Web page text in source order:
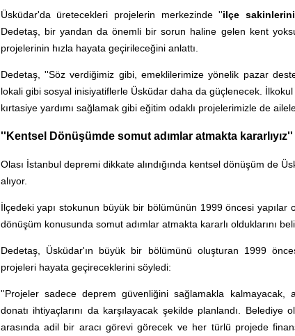
Üsküdar'da üretecekleri projelerin merkezinde ''ilçe
Dedetaş, bir yandan da önemli bir sorun haline gelen kent
projelerinin hızla hayata geçirileceğini anlattı.
Dedetaş, ''Söz verdiğimiz gibi, emeklilerimize yönelik pazar
lokali gibi sosyal inisiyatiflerle Üsküdar daha da güçlenecek. İlkokul
kırtasiye yardımı sağlamak gibi eğitim odaklı projelerimizle de
''Kentsel Dönüşümde somut adımlar atmakta kararlıyız''
Olası İstanbul depremi dikkate alındığında kentsel dönüşüm de
alıyor.
İlçedeki yapı stokunun büyük bir bölümünün 1999 öncesi yapılar
dönüşüm konusunda somut adımlar atmakta kararlı olduklarını
Dedetaş, Üsküdar'ın büyük bir bölümünü oluşturan 1999
projeleri hayata geçireceklerini söyledi:
''Projeler sadece deprem güvenliğini sağlamakla kalmayacak,
donatı ihtiyaçlarını da karşılayacak şekilde planlandı. Belediye
arasında adil bir aracı görevi görecek ve her türlü projede